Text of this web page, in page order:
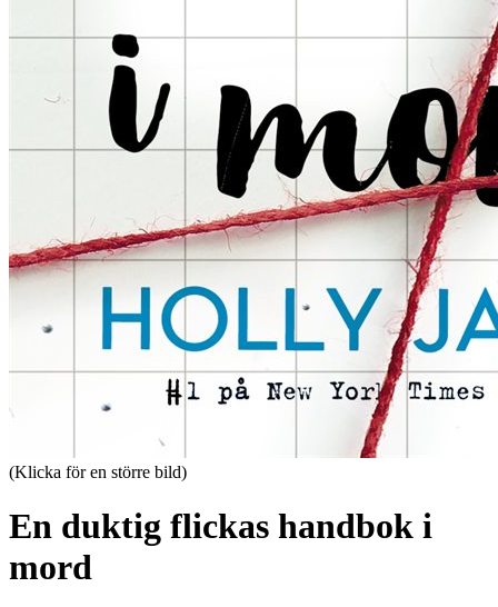
(Klicka för en större bild)
En duktig flickas handbok i
mord